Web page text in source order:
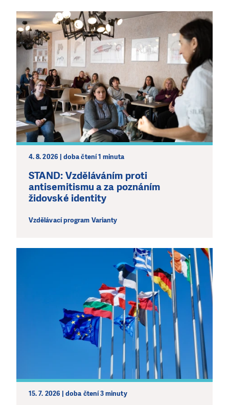
4. 8. 2026 | doba čtení 1 minuta
STAND: Vzděláváním proti
antisemitismu a za poznáním
židovské identity
Vzdělávací program Varianty
15. 7. 2026 | doba čtení 3 minuty